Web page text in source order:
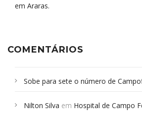
em Araras.
COMENTÁRIOS
Sobe para sete o número de
Campoformosenses que morreram em
Nilton Silva em Hospital de Campo